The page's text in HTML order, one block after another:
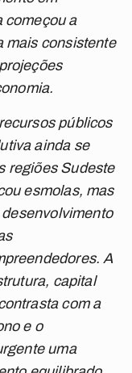
começou a
mais consistente
públicos
ainda se
regiões Sudeste
esmolas, mas
A
capital
com a
e o
uma